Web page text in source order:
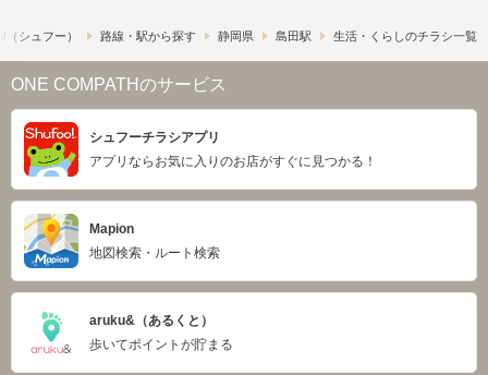
シュフー） 路線・駅から探す 静岡県 島田駅 生活・くらしのチラシ一覧
ONE COMPATHのサービス
シュフーチラシアプリ
アプリならお気に入りのお店がすぐに見つかる！
Mapion
地図検索・ルート検索
aruku&（あるくと）
歩いてポイントが貯まる